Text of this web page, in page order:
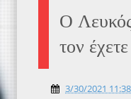
Ο
τον
3/30/2021